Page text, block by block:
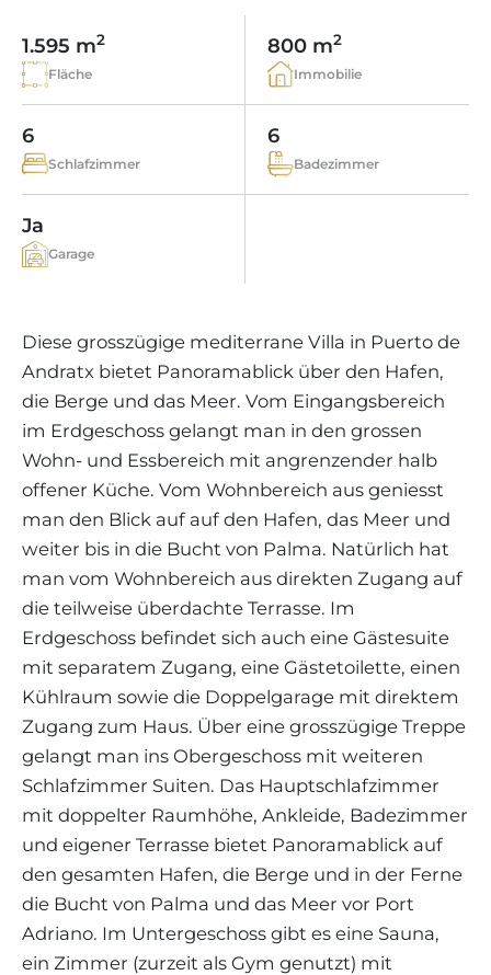
STEUERN UND KAUFNEBENKOSTEN
FAQ
KUNDENSTIMMEN
BLOG
KONTAKT
REGION PORTALS
MALLORCA KULINARISCH
SHOPPING AUF MALLORCA
FREIZEITAKTIVITÄTEN AUF MALLORCA
SCHULEN AUF MALLORCA
MAGAZIN
KONTAKT
1.595 m2
Fläche
800 m2
Immobilie
6
Schlafzimmer
6
Badezimmer
Ja
Garage
Diese grosszügige mediterrane Villa in Puerto de
Andratx bietet Panoramablick über den Hafen,
die Berge und das Meer. Vom Eingangsbereich
im Erdgeschoss gelangt man in den grossen
Wohn- und Essbereich mit angrenzender halb
offener Küche. Vom Wohnbereich aus geniesst
man den Blick auf auf den Hafen, das Meer und
weiter bis in die Bucht von Palma. Natürlich hat
man vom Wohnbereich aus direkten Zugang auf
die teilweise überdachte Terrasse. Im
Erdgeschoss befindet sich auch eine Gästesuite
mit separatem Zugang, eine Gästetoilette, einen
Kühlraum sowie die Doppelgarage mit direktem
Zugang zum Haus. Über eine grosszügige Treppe
gelangt man ins Obergeschoss mit weiteren
Schlafzimmer Suiten. Das Hauptschlafzimmer
mit doppelter Raumhöhe, Ankleide, Badezimmer
und eigener Terrasse bietet Panoramablick auf
den gesamten Hafen, die Berge und in der Ferne
die Bucht von Palma und das Meer vor Port
Adriano. Im Untergeschoss gibt es eine Sauna,
ein Zimmer (zurzeit als Gym genutzt) mit